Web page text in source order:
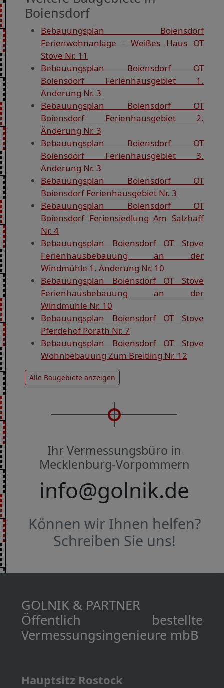
Boiensdorf
Bebauungsplan Boiensdorf
Ferienwohnanlage - Weißes Haus OT
Stove Nr. 11
Bebauungsplan Boiensdorf OT
Boiensdorf Ferienhausgebiet 1.
Änderung Nr. 3
Bebauungsplan Boiensdorf OT
Boiensdorf Ferienhausgebiet 2.
Änderung Nr. 3
Bebauungsplan Boiensdorf OT
Boiensdorf Ferienhausgebiet 3.
Änderung Nr. 3
Bebauungsplan Boiensdorf OT
Boiensdorf Ferienhausgebiet Nr. 3
Bebauungsplan Boiensdorf OT
Boiensdorf Feriensiedlung Am Salzhaff
Nr. 4
Bebauungsplan Boiensdorf OT Stove
Ferienhausbebauung an der
Windmühle 1. Änderung Nr. 10
Bebauungsplan Boiensdorf OT Stove
Ferienhausbebauung an der
Windmühle Nr. 10
Bebauungsplan Boiensdorf OT Stove
Pferdehof Porath Nr. 7
Bebauungsplan Boiensdorf OT Stove
Wohnbebauung Zum Breitling Nr. 12
Alle Baugebiete anzeigen
Ihr Vermessungsbüro in
Mecklenburg-Vorpommern
info@golnik.de
Können wir Ihnen helfen?
Schreiben Sie uns!
GOLNIK & PARTNER
Öffentlich bestellte
Vermessungs­­ingenieure mbB
Hauptsitz Rostock